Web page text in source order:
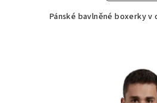
Pánské bavlněné boxerky v